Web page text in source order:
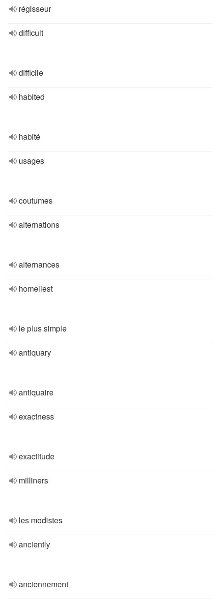
régisseur
difficult
difficile
habited
habité
usages
coutumes
alternations
alternances
homeliest
le plus simple
antiquary
antiquaire
exactness
exactitude
milliners
les modistes
anciently
anciennement